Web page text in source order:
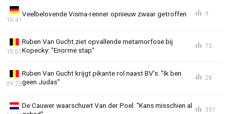
Veelbelovende Visma-renner opnieuw zwaar getroffen
10:41
9
Ruben Van Gucht ziet opvallende metamorfose bij
Kopecky: "Enorme stap"
10:01
73
Ruben Van Gucht krijgt pikante rol naast BV's: "Ik ben
geen Judas"
09:23
28
De Cauwer waarschuwt Van der Poel: "Kans misschien al
397